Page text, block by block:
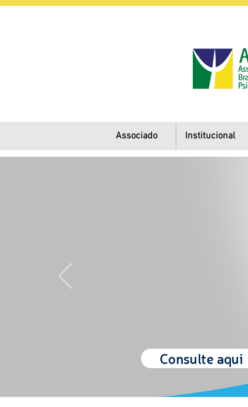
Associado Institucional
Consulte aqui